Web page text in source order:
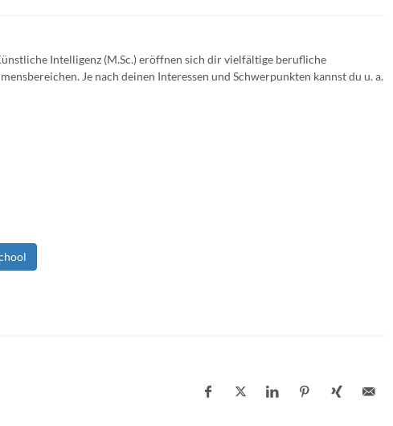
Intelligenz (M.Sc.) eröffnen sich dir vielfältige berufliche
Je nach deinen Interessen und Schwerpunkten kannst du u. a.